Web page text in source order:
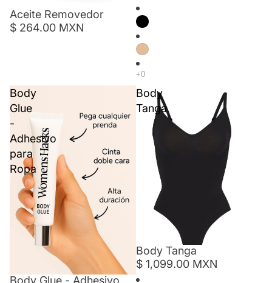
Aceite Removedor
$ 264.00 MXN
Body
Glue
-
Adhesivo
para
Ropa
Body
Tanga
Body Tanga
$ 1,099.00 MXN